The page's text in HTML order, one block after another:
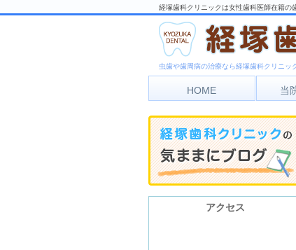
経塚歯科クリニックは女性歯科医師在籍の
虫歯や歯周病の治療なら経塚歯科クリニッ
HOME 当
アクセス